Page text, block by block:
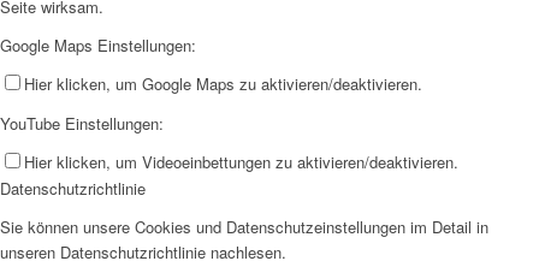
Seite wirksam.
Google Maps Einstellungen:
Hier klicken, um Google Maps zu aktivieren/deaktivieren.
YouTube Einstellungen:
Hier klicken, um Videoeinbettungen zu aktivieren/deaktivieren.
Datenschutzrichtlinie
Sie können unsere Cookies und Datenschutzeinstellungen im Detail in
unseren Datenschutzrichtlinie nachlesen.